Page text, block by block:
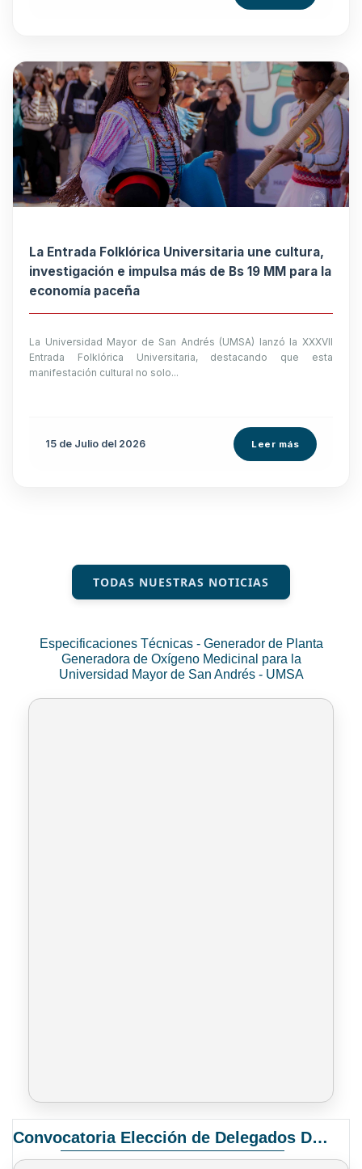
La Entrada Folklórica Universitaria une cultura,
investigación e impulsa más de Bs 19 MM para la
economía paceña
La Universidad Mayor de San Andrés (UMSA) lanzó la XXXVII
Entrada Folklórica Universitaria, destacando que esta
manifestación cultural no solo...
15 de Julio del 2026 Leer más
TODAS NUESTRAS NOTICIAS
Especificaciones Técnicas - Generador de Planta
Generadora de Oxígeno Medicinal para la
Universidad Mayor de San Andrés - UMSA
Convocatoria Elección de Delegados Docentes para el XIV Congreso Nacional de Universidades